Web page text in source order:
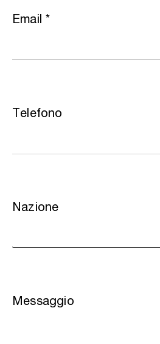
Email *
Telefono
Nazione
Messaggio